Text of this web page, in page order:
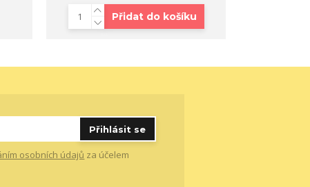
Přidat do košíku
Přihlásit se
osobních údajů za účelem